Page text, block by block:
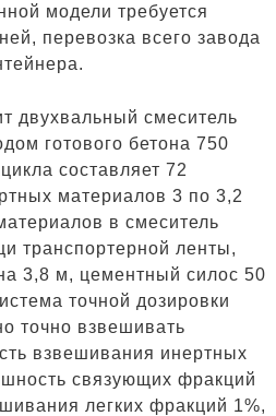
модели требуется
перевозка всего завода
двухвальный смеситель
готового бетона 750
составляет 72
материалов 3 по 3,2
в смеситель
транспортерной ленты,
3,8 м, цементный силос 50
точной дозировки
точно взвешивать
взвешивания инертных
связующих фракций
легких фракций 1%,